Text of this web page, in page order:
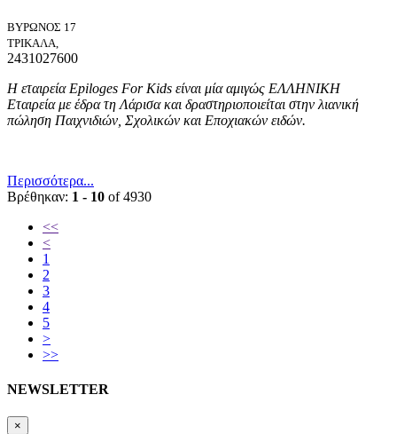
ΒΥΡΩΝΟΣ 17
ΤΡΙΚΑΛΑ,
2431027600
Η εταιρεία Epiloges For Kids είναι μία αμιγώς ΕΛΛΗΝΙΚΗ
Εταιρεία με έδρα τη Λάρισα και δραστηριοποιείται στην λιανική
πώληση Παιχνιδιών, Σχολικών και Εποχιακών ειδών.
Περισσότερα...
Βρέθηκαν: 1 - 10 of 4930
<<
<
1
2
3
4
5
>
>>
NEWSLETTER
×